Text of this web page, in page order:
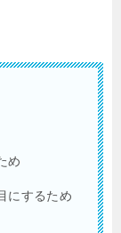
め
にするため